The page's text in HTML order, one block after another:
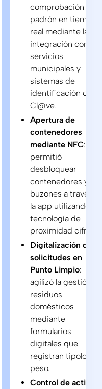
comprobación del
padrón en tiempo
real mediante la
integración con
servicios
municipales y
sistemas de
identificación
Cl@ve.
Apertura de
contenedores
mediante NFC:
permitió
desbloquear
contenedores y
buzones a través
la app utilizando
tecnología de
proximidad cifrada.
Digitalización de
solicitudes en
Punto Limpio:
agilizó la gestión
residuos
domésticos
mediante
formularios
digitales que
registran tipología
peso.
Control de activos